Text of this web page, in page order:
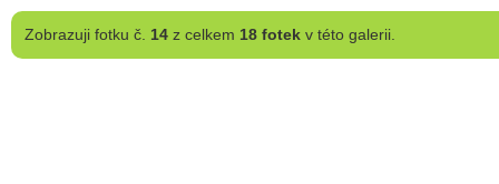
Zobrazujifotku č. 14z celkem 18 fotekv této galerii.